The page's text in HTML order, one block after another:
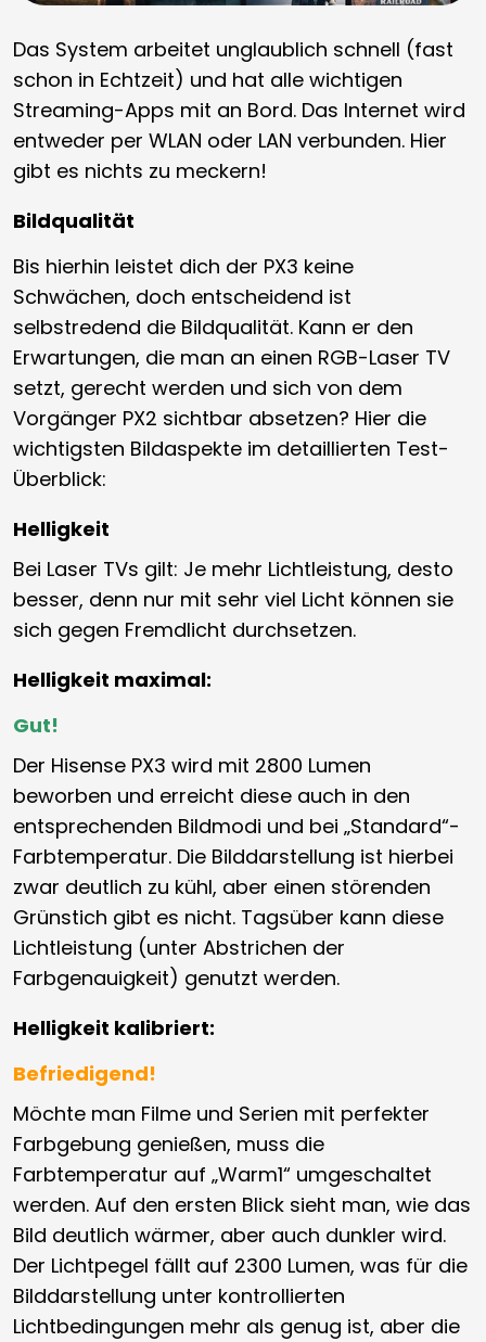
Das System arbeitet unglaublich schnell (fast
schon in Echtzeit) und hat alle wichtigen
Streaming-Apps mit an Bord. Das Internet wird
entweder per WLAN oder LAN verbunden. Hier
gibt es nichts zu meckern!
Bildqualität
Bis hierhin leistet dich der PX3 keine
Schwächen, doch entscheidend ist
selbstredend die Bildqualität. Kann er den
Erwartungen, die man an einen RGB-Laser TV
setzt, gerecht werden und sich von dem
Vorgänger PX2 sichtbar absetzen? Hier die
wichtigsten Bildaspekte im detaillierten Test-
Überblick:
Helligkeit
Bei Laser TVs gilt: Je mehr Lichtleistung, desto
besser, denn nur mit sehr viel Licht können sie
sich gegen Fremdlicht durchsetzen.
Helligkeit maximal:
Gut!
Der Hisense PX3 wird mit 2800 Lumen
beworben und erreicht diese auch in den
entsprechenden Bildmodi und bei „Standard“-
Farbtemperatur. Die Bilddarstellung ist hierbei
zwar deutlich zu kühl, aber einen störenden
Grünstich gibt es nicht. Tagsüber kann diese
Lichtleistung (unter Abstrichen der
Farbgenauigkeit) genutzt werden.
Helligkeit kalibriert:
Befriedigend!
Möchte man Filme und Serien mit perfekter
Farbgebung genießen, muss die
Farbtemperatur auf „Warm1“ umgeschaltet
werden. Auf den ersten Blick sieht man, wie das
Bild deutlich wärmer, aber auch dunkler wird.
Der Lichtpegel fällt auf 2300 Lumen, was für die
Bilddarstellung unter kontrollierten
Lichtbedingungen mehr als genug ist, aber die